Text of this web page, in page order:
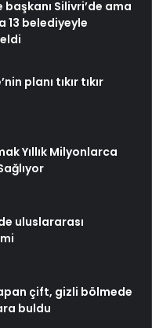
başkanı Silivri’de ama
13 belediyeyle
planı tıkır tıkır
Yıllık Milyonlarca
uluslararası
çift, gizli bölmede
buldu